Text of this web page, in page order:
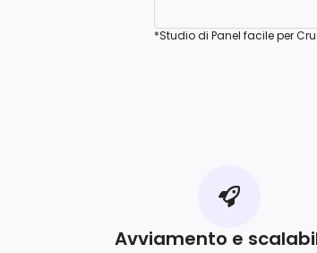
*Studio di Panel facile per
Avviamento e